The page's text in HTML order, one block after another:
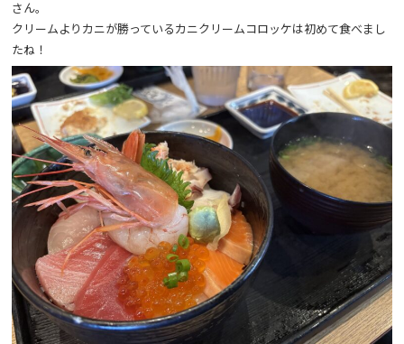
さん。
クリームよりカニが勝っているカニクリームコロッケは初めて食べまし
たね！